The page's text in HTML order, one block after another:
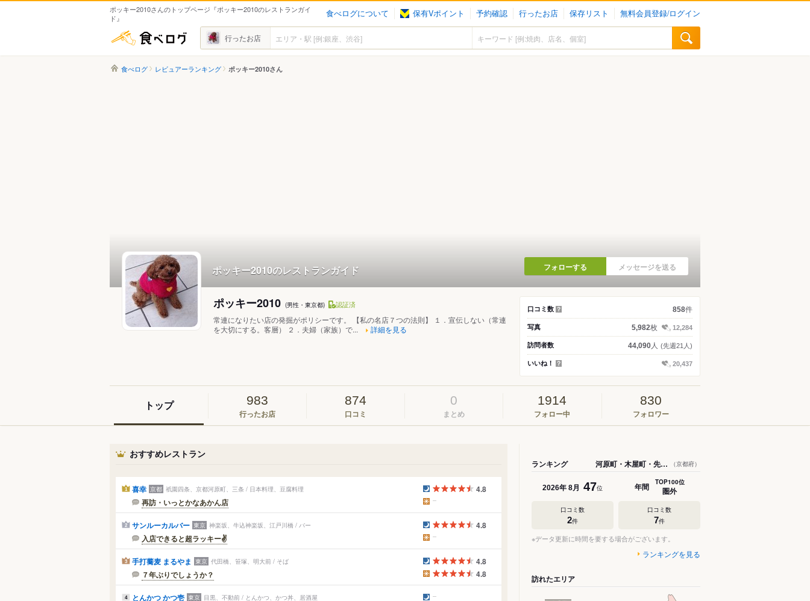
ポッキー2010さんのトップページ『ポッキー2010のレストランガイ
ド』
食べログについて 保有Vポイント 予約確認 行ったお店 保存リスト 無料会員登録/ログイン
食べログ 行ったお店
食べログ レビュアーランキング ポッキー2010さん
ポッキー2010のレストランガイド フォローする メッセージを送る
ポッキー2010 (男性・東京都) 認証済
常連になりたい店の発掘がポリシーです。 【私の名店７つの法則】 １．宣伝しない（常連
を大切にする。客層） ２．夫婦（家族）で...
詳細を見る
口コミ数 ？ 858件
写真 5,982枚 12,284
訪問者数 44,090人 (先週21人)
いいね！ ？ 20,437
トップ 983
行ったお店
874
口コミ
0
まとめ
1914
フォロー中
830
フォロワー
おすすめレストラン
1 喜幸 京都 祇園四条、京都河原町、三条 / 日本料理、豆腐料理
再訪・いっとかなあかん店
4.8
2 サンルーカルバー 東京 神楽坂、牛込神楽坂、江戸川橋 / バー
入店できると超ラッキー✌️
4.8
3 手打蕎麦 まるやま 東京 代田橋、笹塚、明大前 / そば
７年ぶりでしょうか？
4.8
4.8
4 とんかつ かつ壱 東京 目黒、不動前 / とんかつ、かつ丼、居酒屋
ランキング 河原町・木屋町・先斗町 （京都府）
2026年 8月 47位
口コミ数
2件
年間 TOP100位
圏外
口コミ数
7件
※データ更新に時間を要する場合がございます。
ランキングを見る
訪れたエリア